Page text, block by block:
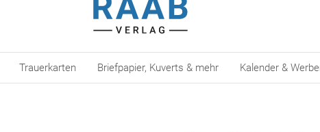
Trauerkarten Briefpapier, Kuverts & mehr Kalender &